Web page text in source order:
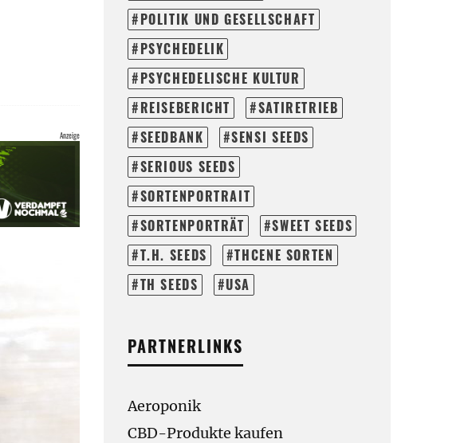
POLITIK UND GESELLSCHAFT
PSYCHEDELIK
PSYCHEDELISCHE KULTUR
REISEBERICHT
SATIRETRIEB
SEEDBANK
SENSI SEEDS
SERIOUS SEEDS
SORTENPORTRAIT
SORTENPORTRÄT
SWEET SEEDS
T.H. SEEDS
THCENE SORTEN
TH SEEDS
USA
PARTNERLINKS
Aeroponik
CBD-Produkte kaufen